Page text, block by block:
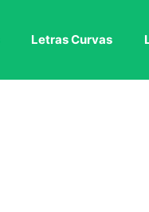
Letras Curvas